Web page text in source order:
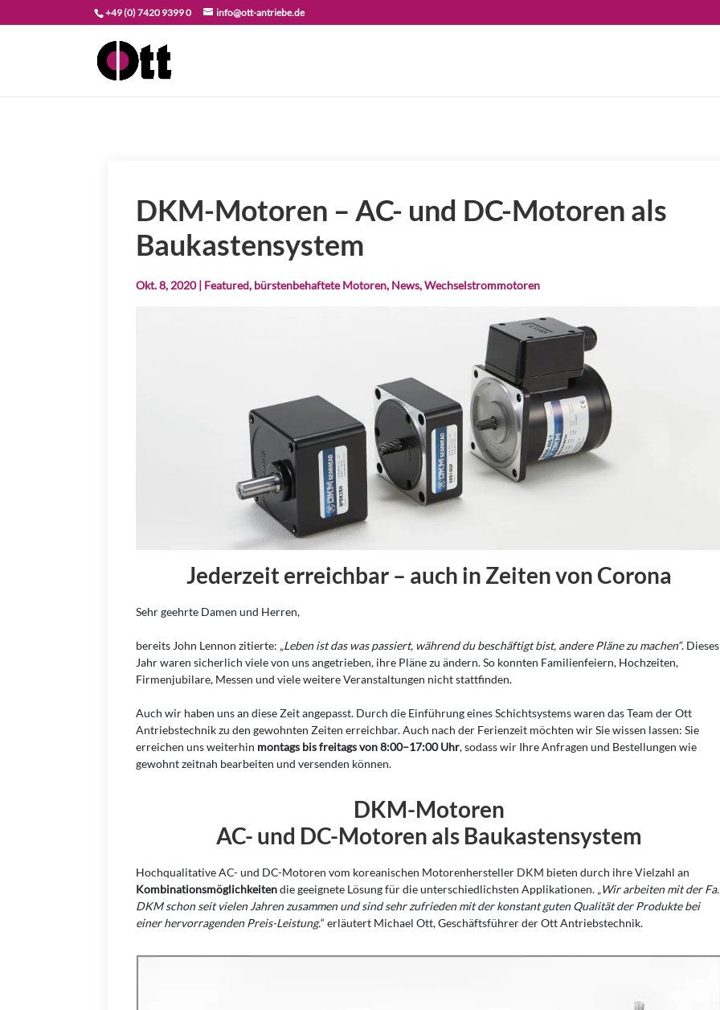
+49 (0) 7420 9399 0 info@ott-antriebe.de
DKM-Motoren – AC- und DC-Motoren als
Baukastensystem
Okt. 8, 2020| Featured, bürstenbehaftete Motoren, News,Wechselstrommotoren
Jederzeit erreichbar – auch in Zeiten von Corona
Sehr geehrte Damen und Herren,
bereits John Lennon zitierte: „Leben ist das was passiert, während du beschäftigt bist, andere Pläne zu machen“. Dieses
Jahr waren sicherlich viele von uns angetrieben, ihre Pläne zu ändern. So konnten Familienfeiern, Hochzeiten,
Firmenjubilare, Messen und viele weitere Veranstaltungen nicht stattfinden.
Auch wir haben uns an diese Zeit angepasst. Durch die Einführung eines Schichtsystems waren das Team der Ott
Antriebstechnik zu den gewohnten Zeiten erreichbar. Auch nach der Ferienzeit möchten wir Sie wissen lassen: Sie
erreichen uns weiterhin montags bis freitags von 8:00–17:00 Uhr, sodass wir Ihre Anfragen und Bestellungen wie
gewohnt zeitnah bearbeiten und versenden können.
DKM-Motoren
AC- und DC-Motoren als Baukastensystem
Hochqualitative AC- und DC-Motoren vom koreanischen Motorenhersteller DKM bieten durch ihre Vielzahl an
Kombinationsmöglichkeitendie geeignete Lösung für die unterschiedlichsten Applikationen. „Wir arbeiten mit der Fa.
DKM schon seit vielen Jahren zusammen und sind sehr zufrieden mit der konstant guten Qualität der Produkte bei
einer hervorragenden Preis-Leistung.“ erläutert Michael Ott, Geschäftsführer der Ott Antriebstechnik.